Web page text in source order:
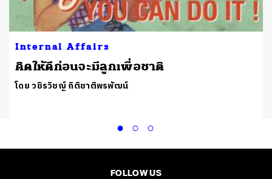
Internal Affairs
คิดให้ดีก่อนจะมีลูกเพื่อชาติ
โดย วชิรวิชญ์ กิติชาติพรพัฒน์
FOLLOW US